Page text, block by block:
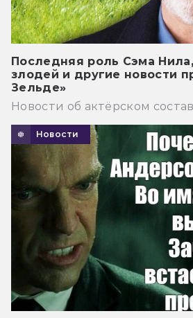
Последняя роль Сэма
злодей и другие новости
Зельде»
Новости об актёрском
Новости